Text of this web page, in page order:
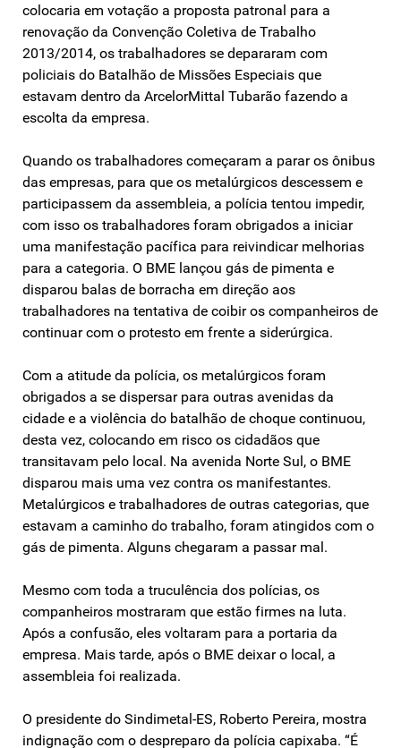
colocaria em votação a proposta patronal para a
renovação da Convenção Coletiva de Trabalho
2013/2014, os trabalhadores se depararam com
policiais do Batalhão de Missões Especiais que
estavam dentro da ArcelorMittal Tubarão fazendo a
escolta da empresa.
Quando os trabalhadores começaram a parar os ônibus
das empresas, para que os metalúrgicos descessem e
participassem da assembleia, a polícia tentou impedir,
com isso os trabalhadores foram obrigados a iniciar
uma manifestação pacífica para reivindicar melhorias
para a categoria. O BME lançou gás de pimenta e
disparou balas de borracha em direção aos
trabalhadores na tentativa de coibir os companheiros de
continuar com o protesto em frente a siderúrgica.
Com a atitude da polícia, os metalúrgicos foram
obrigados a se dispersar para outras avenidas da
cidade e a violência do batalhão de choque continuou,
desta vez, colocando em risco os cidadãos que
transitavam pelo local. Na avenida Norte Sul, o BME
disparou mais uma vez contra os manifestantes.
Metalúrgicos e trabalhadores de outras categorias, que
estavam a caminho do trabalho, foram atingidos com o
gás de pimenta. Alguns chegaram a passar mal.
Mesmo com toda a truculência dos polícias, os
companheiros mostraram que estão firmes na luta.
Após a confusão, eles voltaram para a portaria da
empresa. Mais tarde, após o BME deixar o local, a
assembleia foi realizada.
O presidente do Sindimetal-ES, Roberto Pereira, mostra
indignação com o despreparo da polícia capixaba. “É